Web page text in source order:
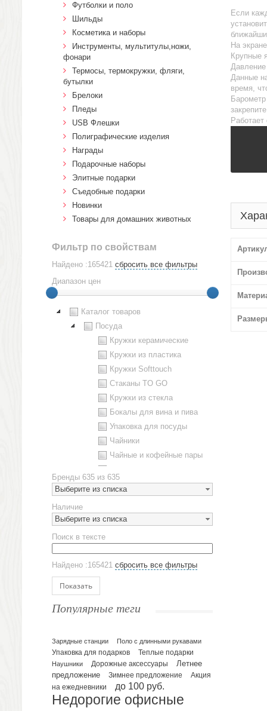
Если
На
Крупные
Данные
время,
Футболки и поло
Шильды
Косметика и наборы
Инструменты, мультитулы,ножи,
фонари
Термосы, термокружки, фляги,
бутылки
Брелоки
Пледы
USB Флешки
Полиграфические изделия
Награды
Подарочные наборы
Элитные подарки
Cъедобные подарки
Новинки
Товары для домашних животных
Фильтр по свойствам
Найдено :165421 сбросить все фильтры
Диапазон цен
Каталог товаров
Посуда
Кружки керамические
Кружки из пластика
Кружки Softtouch
Стаканы TO GO
Кружки из стекла
Бокалы для вина и пива
Упаковка для посуды
Чайники
Чайные и кофейные пары
Наборы посуды
Предметы сервировки
Стаканы
Эко кружки
ЕВРОПОСУДА
Аксессуары
Ежедневники и блокноты
Датированные ежедневники
Планинги и телефонные книжки
Планинги датированные
Планинги недатированные
Телефонные книжки
Еженедельники
Бренды 635 из 635
Выберите из списка
Наличие
Выберите из списка
Поиск в тексте
Найдено :165421 сбросить все фильтры
Показать
Популярные теги
Зарядные станции Поло с длинными рукавами
Упаковка для подарков
Теплые подарки
Наушники
Дорожные аксессуары
Летнее
предложение
Зимнее предложение
Акция
на ежедневники
до 100 руб.
Недорогие офисные